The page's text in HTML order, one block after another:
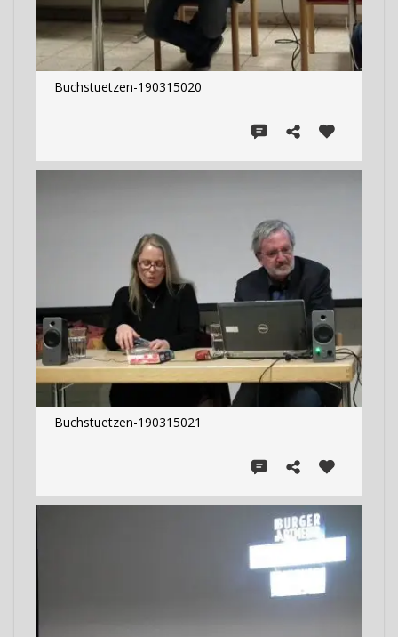
Buchstuetzen-190315020
Buchstuetzen-190315021